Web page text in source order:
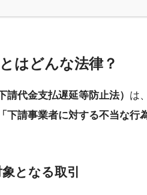
はどんな法律？
請代金支払遅延等防止法） は
「下請事業者に対する不当な行
となる取引